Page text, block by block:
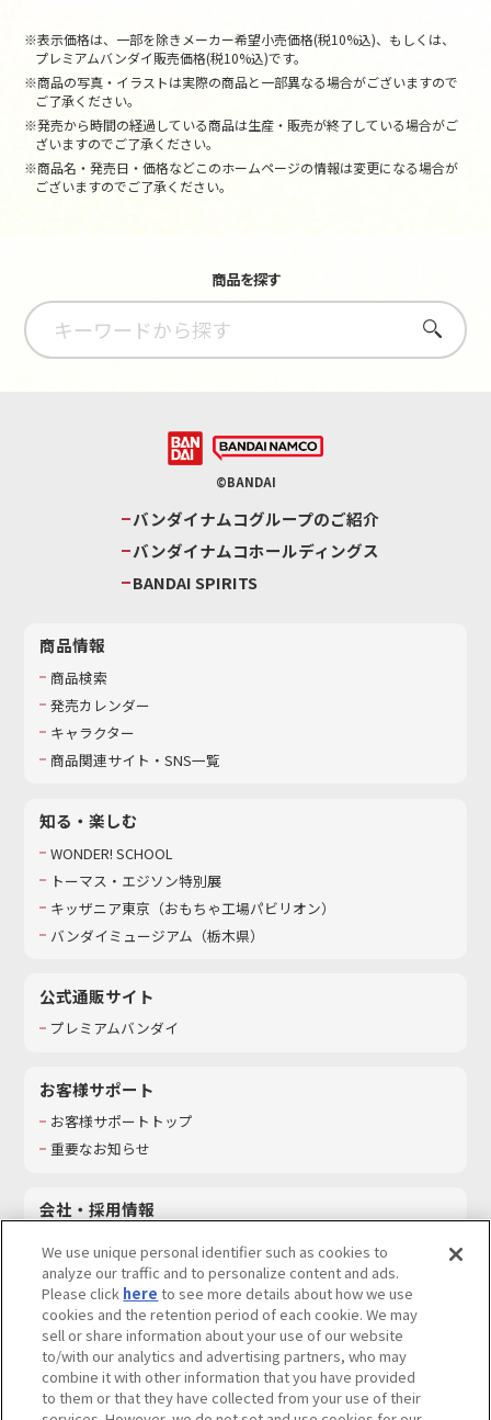
※表示価格は、一部を除きメーカー希望小売価格(税10%込)、もしくは、
プレミアムバンダイ販売価格(税10%込)です。
※商品の写真・イラストは実際の商品と一部異なる場合がございますので
ご了承ください。
※発売から時間の経過している商品は生産・販売が終了している場合がご
ざいますのでご了承ください。
※商品名・発売日・価格などこのホームページの情報は変更になる場合が
ございますのでご了承ください。
商品を探す
さがす
©BANDAI
バンダイナムコグループのご紹介
バンダイナムコホールディングス
BANDAI SPIRITS
商品情報
商品検索
発売カレンダー
キャラクター
商品関連サイト・SNS一覧
知る・楽しむ
WONDER! SCHOOL
トーマス・エジソン特別展
キッザニア東京（おもちゃ工場パビリオン）​
バンダイミュージアム（栃木県）
公式通販サイト
プレミアムバンダイ
お客様サポート
お客様サポートトップ
重要なお知らせ
会社・採用情報
採用情報
サステナビリティ
お問い合わせ
We use unique personal identifier such as cookies to
analyze our traffic and to personalize content and ads.
Please click here to see more details about how we use
cookies and the retention period of each cookie. We may
sell or share information about your use of our website
to/with our analytics and advertising partners, who may
combine it with other information that you have provided
to them or that they have collected from your use of their